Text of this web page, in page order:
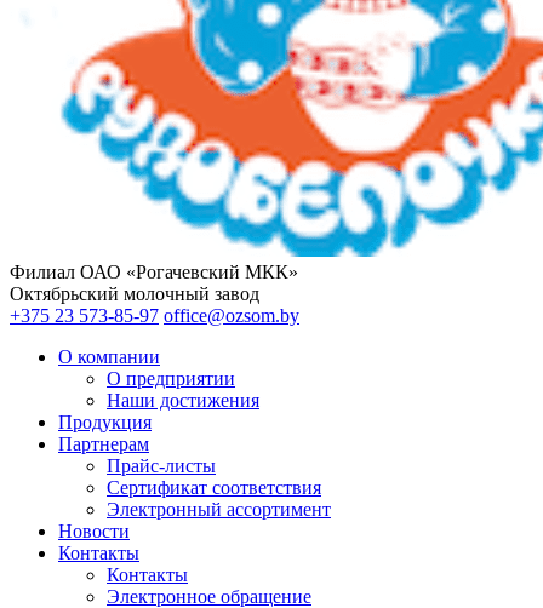
Филиал ОАО «Рогачевский МКК»
Октябрьский молочный завод
+375 23 573-85-97 office@ozsom.by
О компании
О предприятии
Наши достижения
Продукция
Партнерам
Прайс-листы
Сертификат соответствия
Электронный ассортимент
Новости
Контакты
Контакты
Электронное обращение